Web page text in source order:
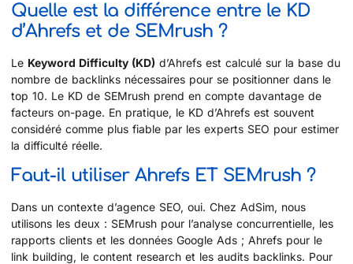
Quelle est la différence entre le KD
d’Ahrefs et de SEMrush ?
Le Keyword Difficulty (KD) d’Ahrefs est calculé sur la base du
nombre de backlinks nécessaires pour se positionner dans le
top 10. Le KD de SEMrush prend en compte davantage de
facteurs on-page. En pratique, le KD d’Ahrefs est souvent
considéré comme plus fiable par les experts SEO pour estimer
la difficulté réelle.
Faut-il utiliser Ahrefs ET SEMrush ?
Dans un contexte d’agence SEO, oui. Chez AdSim, nous
utilisons les deux : SEMrush pour l’analyse concurrentielle, les
rapports clients et les données Google Ads ; Ahrefs pour le
link building, le content research et les audits backlinks. Pour